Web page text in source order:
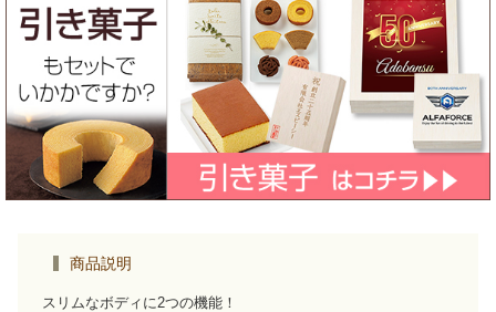
商品説明
スリムなボディに2つの機能！